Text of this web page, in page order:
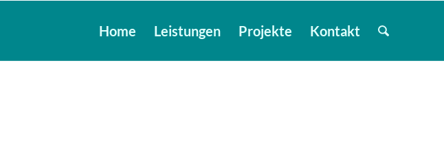
Home Leistungen Projekte Kontakt